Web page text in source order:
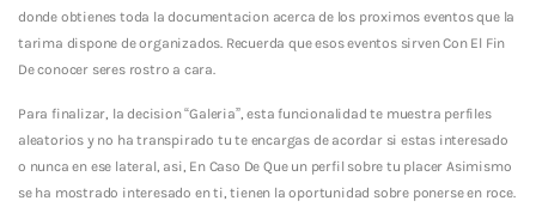
donde obtienes toda la documentacion acerca de los proximos eventos que la
tarima dispone de organizados. Recuerda que esos eventos sirven Con El Fin
De conocer seres rostro a cara.
Para finalizar, la decision “Galeria”, esta funcionalidad te muestra perfiles
aleatorios y no ha transpirado tu te encargas de acordar si estas interesado
o nunca en ese lateral, asi, En Caso De Que un perfil sobre tu placer Asimismo
se ha mostrado interesado en ti, tienen la oportunidad sobre ponerse en roce.